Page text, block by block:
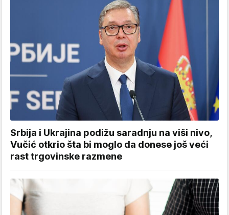
Srbija i Ukrajina podižu saradnju na viši nivo,
Vučić otkrio šta bi moglo da donese još veći
rast trgovinske razmene